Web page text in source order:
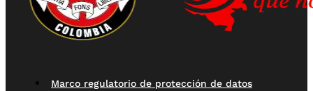
Marco regulatorio de protección de datos